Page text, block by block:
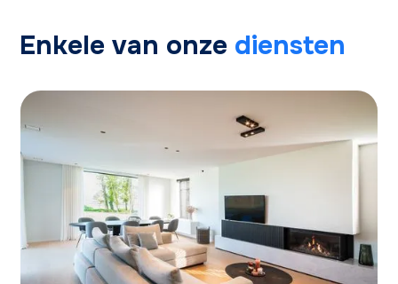
Enkele van onze diensten